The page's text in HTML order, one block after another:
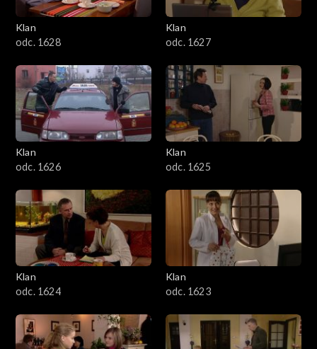
Klan
odc. 1628
Klan
odc. 1627
Klan
odc. 1626
Klan
odc. 1625
Klan
odc. 1624
Klan
odc. 1623